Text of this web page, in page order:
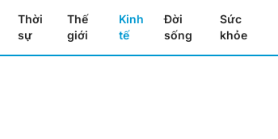
Thời
sự
Thế
giới
Kinh
tế
Đời
sống
Sức
khỏe